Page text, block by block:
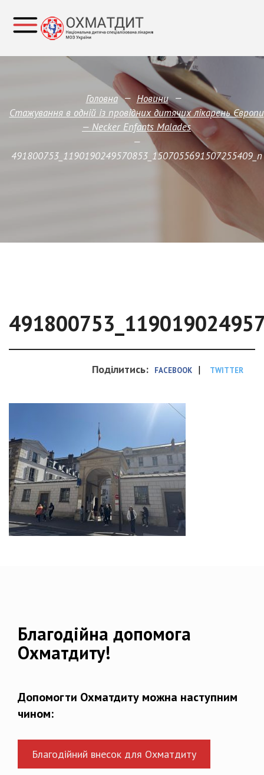
Головна — Новини —
Стажування в одній із провідних дитячих лікарень Європи
— Necker Enfants Malades
—
491800753_1190190249570853_1507055691507255409_n
Поділитись: FACEBOOK | TWITTER
Благодійна допомога
Охматдиту!
Допомогти Охматдиту можна наступним
чином:
Благодійний внесок для Охматдиту